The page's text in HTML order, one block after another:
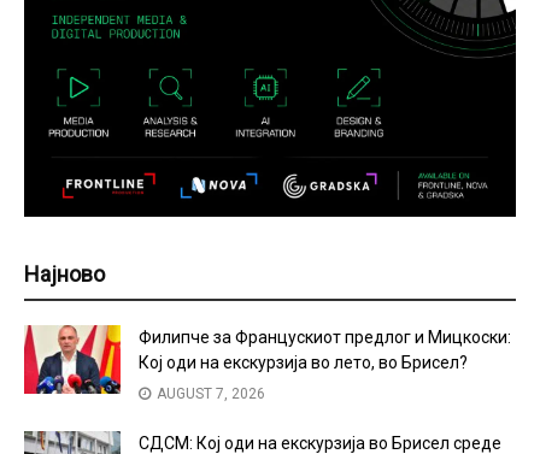
Најново
Филипче за Францускиот предлог и Мицкоски:
Кој оди на екскурзија во лето, во Брисел?
AUGUST 7, 2026
СДСМ: Кој оди на екскурзија во Брисел среде